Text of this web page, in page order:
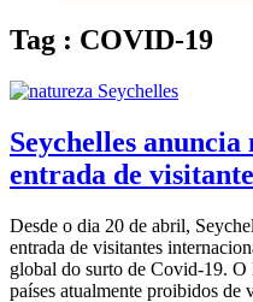
Tag : COVID-19
Seychelles anuncia
entrada de
Desde o dia 20 de abril,
entrada de visitantes
global do surto de Covid-19.
países atualmente proibidos